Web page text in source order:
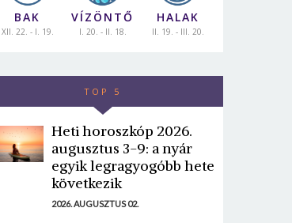
BAK
XII. 22. - I. 19.
VÍZÖNTŐ
I. 20. - II. 18.
HALAK
II. 19. - III. 20.
TOP 5
Heti horoszkóp 2026.
augusztus 3-9: a nyár
egyik legragyogóbb hete
következik
2026. AUGUSZTUS 02.